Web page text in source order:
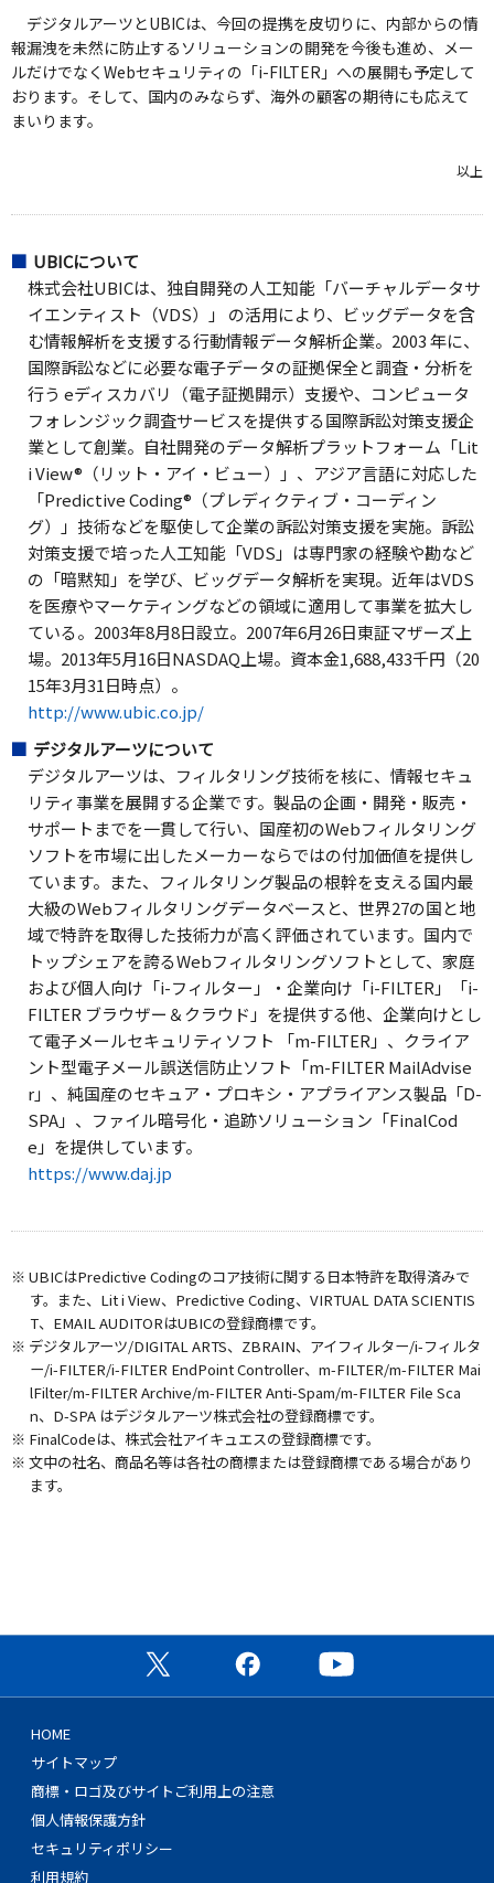
デジタルアーツとUBICは、今回の提携を皮切りに、内部からの情
報漏洩を未然に防止するソリューションの開発を今後も進め、メー
ルだけでなくWebセキュリティの「i-FILTER」への展開も予定して
おります。そして、国内のみならず、海外の顧客の期待にも応えて
まいります。
以上
UBICについて
株式会社UBICは、独自開発の人工知能「バーチャルデータサ
イエンティスト（VDS）」 の活用により、ビッグデータを含
む情報解析を支援する行動情報データ解析企業。2003 年に、
国際訴訟などに必要な電子データの証拠保全と調査・分析を
行う eディスカバリ（電子証拠開示）支援や、コンピュータ
フォレンジック調査サービスを提供する国際訴訟対策支援企
業として創業。自社開発のデータ解析プラットフォーム「Lit
i View®（リット・アイ・ビュー）」、アジア言語に対応した
「Predictive Coding®（プレディクティブ・コーディン
グ）」技術などを駆使して企業の訴訟対策支援を実施。訴訟
対策支援で培った人工知能「VDS」は専門家の経験や勘など
の「暗黙知」を学び、ビッグデータ解析を実現。近年はVDS
を医療やマーケティングなどの領域に適用して事業を拡大し
ている。2003年8月8日設立。2007年6月26日東証マザーズ上
場。2013年5月16日NASDAQ上場。資本金1,688,433千円（20
15年3月31日時点）。
http://www.ubic.co.jp/
デジタルアーツについて
デジタルアーツは、フィルタリング技術を核に、情報セキュ
リティ事業を展開する企業です。製品の企画・開発・販売・
サポートまでを一貫して行い、国産初のWebフィルタリング
ソフトを市場に出したメーカーならではの付加価値を提供し
ています。また、フィルタリング製品の根幹を支える国内最
大級のWebフィルタリングデータベースと、世界27の国と地
域で特許を取得した技術力が高く評価されています。国内で
トップシェアを誇るWebフィルタリングソフトとして、家庭
および個人向け「i-フィルター」・企業向け「i-FILTER」「i-
FILTER ブラウザー＆クラウド」を提供する他、企業向けとし
て電子メールセキュリティソフト 「m-FILTER」、クライア
ント型電子メール誤送信防止ソフト「m-FILTER MailAdvise
r」、純国産のセキュア・プロキシ・アプライアンス製品「D-
SPA」、ファイル暗号化・追跡ソリューション「FinalCod
e」を提供しています。
https://www.daj.jp
※ UBICはPredictive Codingのコア技術に関する日本特許を取得済みで
す。また、Lit i View、Predictive Coding、VIRTUAL DATA SCIENTIS
T、EMAIL AUDITORはUBICの登録商標です。
※ デジタルアーツ/DIGITAL ARTS、ZBRAIN、アイフィルター/i-フィルタ
ー/i-FILTER/i-FILTER EndPoint Controller、m-FILTER/m-FILTER Mai
lFilter/m-FILTER Archive/m-FILTER Anti-Spam/m-FILTER File Sca
n、D-SPA はデジタルアーツ株式会社の登録商標です。
※ FinalCodeは、株式会社アイキュエスの登録商標です。
※ 文中の社名、商品名等は各社の商標または登録商標である場合があり
ます。
公式X（旧Twitter）ページ
公式Facebookページ
HOME
サイトマップ
商標・ロゴ及びサイトご利用上の注意
個人情報保護方針
セキュリティポリシー
利用規約